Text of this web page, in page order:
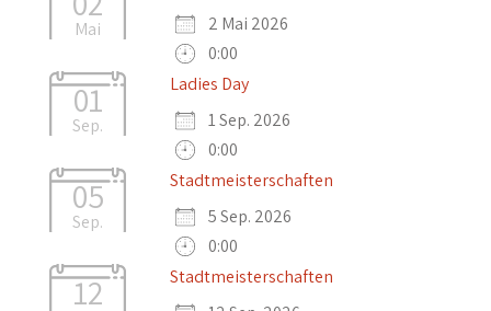
Mai
2 Mai 2026
0:00
01
Sep.
Ladies Day
1 Sep. 2026
0:00
05
Sep.
Stadtmeisterschaften
5 Sep. 2026
0:00
12
Stadtmeisterschaften